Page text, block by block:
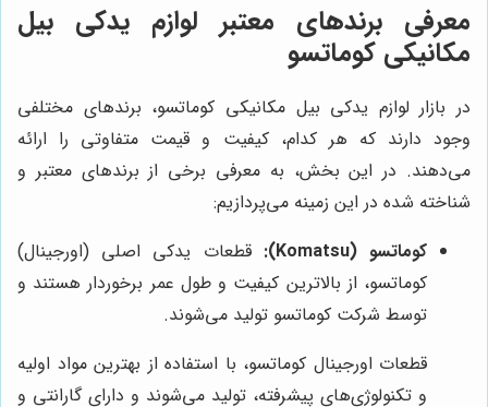
معرفی برندهای معتبر لوازم یدکی بیل
مکانیکی کوماتسو
در بازار لوازم یدکی بیل مکانیکی کوماتسو، برندهای مختلفی
وجود دارند که هر کدام، کیفیت و قیمت متفاوتی را ارائه
می‌دهند. در این بخش، به معرفی برخی از برندهای معتبر و
شناخته شده در این زمینه می‌پردازیم:
کوماتسو (Komatsu):
قطعات یدکی اصلی (اورجینال)
کوماتسو، از بالاترین کیفیت و طول عمر برخوردار هستند و
توسط شرکت کوماتسو تولید می‌شوند.
قطعات اورجینال کوماتسو، با استفاده از بهترین مواد اولیه
و تکنولوژی‌های پیشرفته، تولید می‌شوند و دارای گارانتی و